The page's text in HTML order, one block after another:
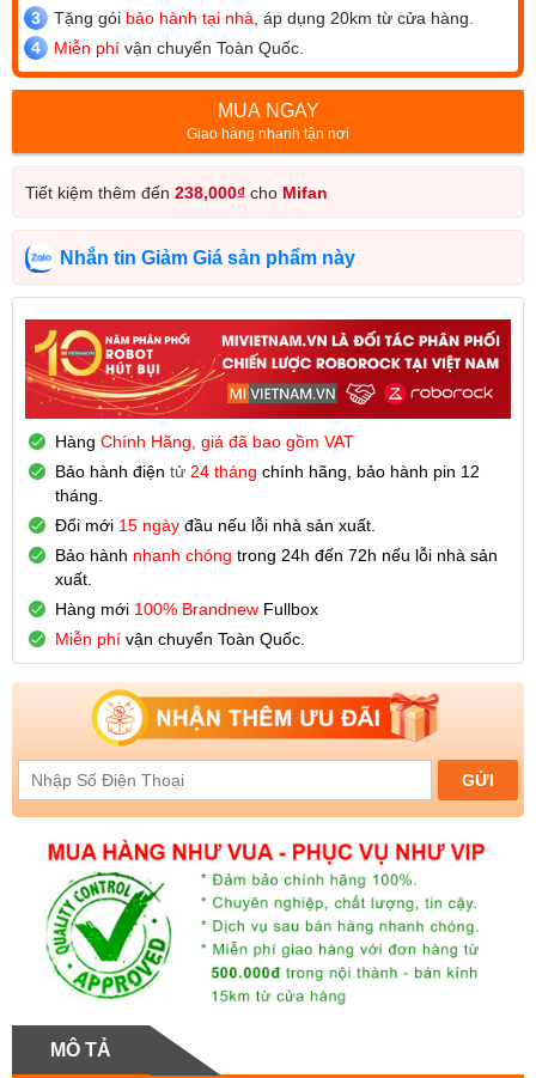
Tặng gói bảo hành tại nhà, áp dụng 20km từ cửa hàng.
Miễn phí vận chuyển Toàn Quốc.
MUA NGAY
Giao hàng nhanh tận nơi
Tiết kiệm thêm đến 238,000₫ cho Mifan
Nhắn tin Giảm Giá sản phẩm này
Hàng Chính Hãng, giá đã bao gồm VAT
Bảo hành điện tử 24 tháng chính hãng, bảo hành pin 12
tháng.
Đổi mới 15 ngày đầu nếu lỗi nhà sản xuất.
Bảo hành nhanh chóng trong 24h đến 72h nếu lỗi nhà sản
xuất.
Hàng mới 100% Brandnew Fullbox
Miễn phí vận chuyển Toàn Quốc.
MÔ TẢ